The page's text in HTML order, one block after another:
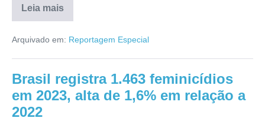
Leia mais
Arquivado em: Reportagem Especial
Brasil registra 1.463 feminicídios
em 2023, alta de 1,6% em relação a
2022